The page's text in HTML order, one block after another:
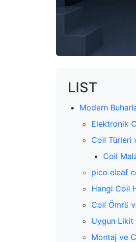
LIST
Modern
Elektronik
Coil Türleri
Coil
pico eleaf
Hangi Coil
Coil Ömrü
Uygun
Montaj ve